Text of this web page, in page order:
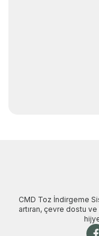
CMD Toz İndirgeme
artıran, çevre dostu